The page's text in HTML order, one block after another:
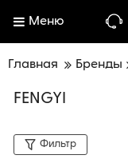
Меню
Главная Бренды
FENGYI
Фильтр